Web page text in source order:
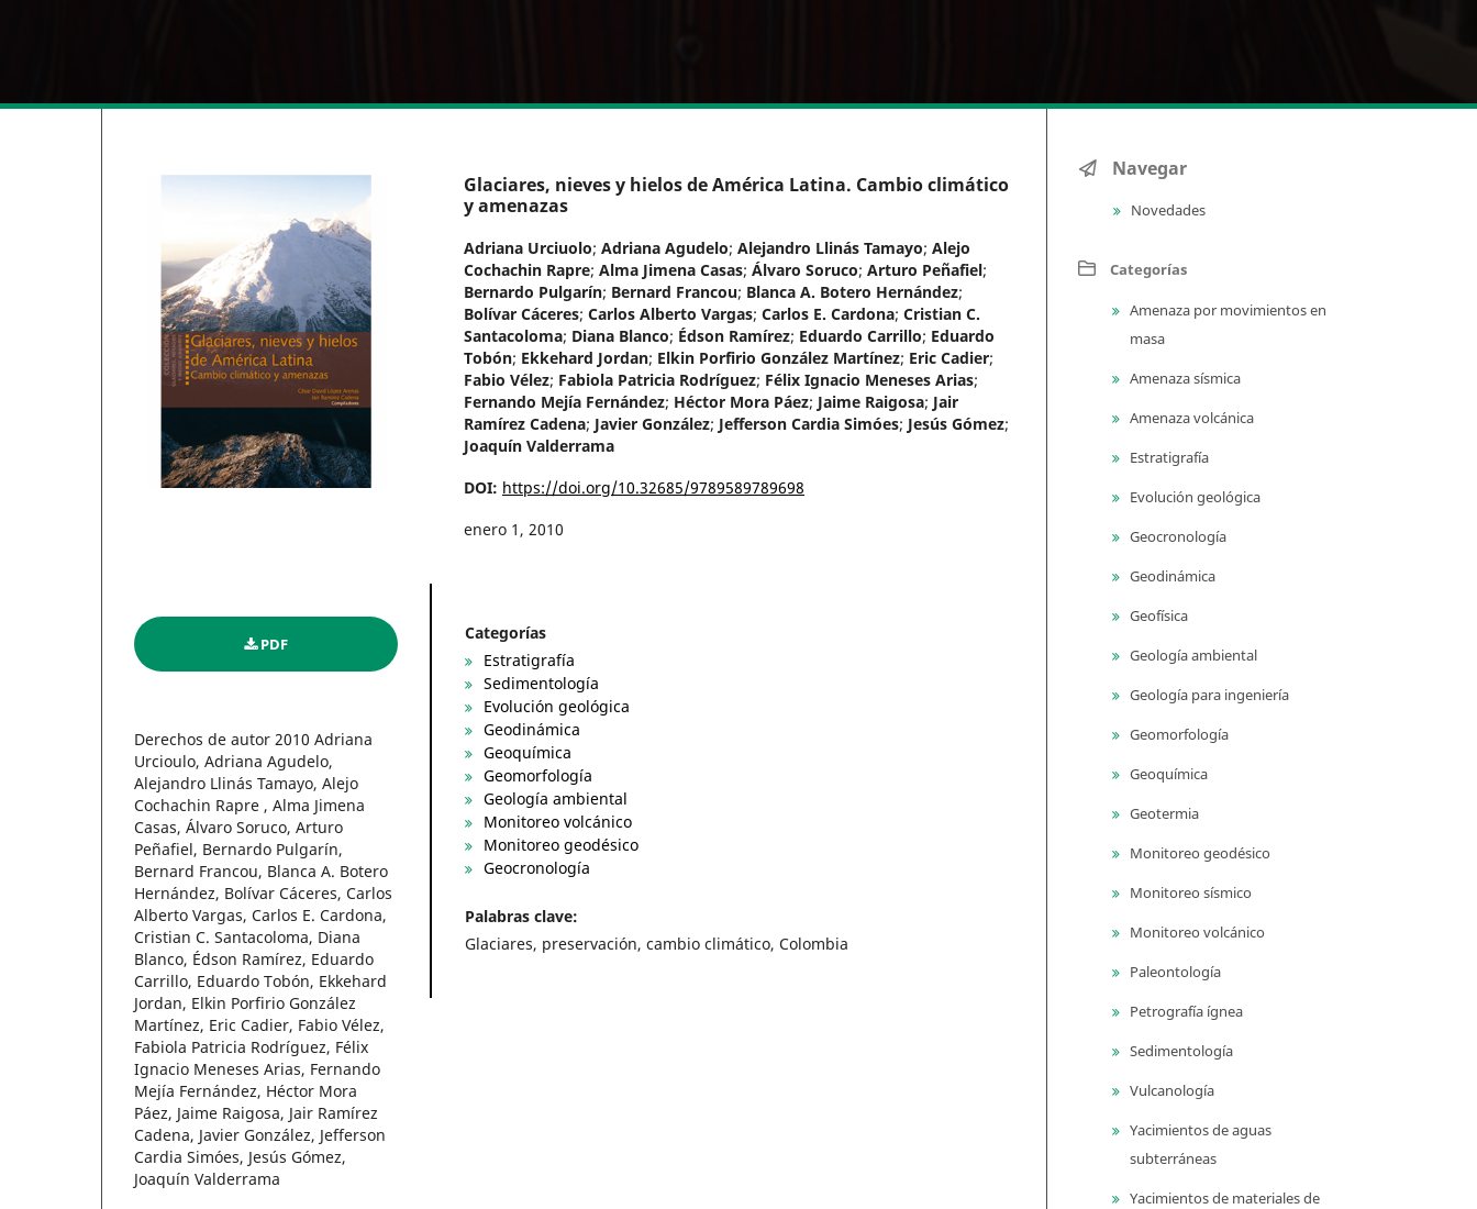
Glaciares, nieves y hielos de América Latina. Cambio climático
y amenazas
Adriana Urciuolo; Adriana Agudelo; Alejandro Llinás Tamayo; Alejo
Cochachin Rapre; Alma Jimena Casas; Álvaro Soruco; Arturo Peñafiel;
Bernardo Pulgarín; Bernard Francou; Blanca A. Botero Hernández;
Bolívar Cáceres; Carlos Alberto Vargas; Carlos E. Cardona; Cristian C.
Santacoloma; Diana Blanco; Édson Ramírez; Eduardo Carrillo; Eduardo
Tobón; Ekkehard Jordan; Elkin Porfirio González Martínez; Eric Cadier;
Fabio Vélez; Fabiola Patricia Rodríguez; Félix Ignacio Meneses Arias;
Fernando Mejía Fernández; Héctor Mora Páez; Jaime Raigosa; Jair
Ramírez Cadena; Javier González; Jefferson Cardia Simóes; Jesús Gómez;
Joaquín Valderrama
DOI: https://doi.org/10.32685/9789589789698
enero 1, 2010
PDF
Derechos de autor 2010 Adriana
Urcioulo, Adriana Agudelo,
Alejandro Llinás Tamayo, Alejo
Cochachin Rapre , Alma Jimena
Casas, Álvaro Soruco, Arturo
Peñafiel, Bernardo Pulgarín,
Bernard Francou, Blanca A. Botero
Hernández, Bolívar Cáceres, Carlos
Alberto Vargas, Carlos E. Cardona,
Cristian C. Santacoloma, Diana
Blanco, Édson Ramírez, Eduardo
Carrillo, Eduardo Tobón, Ekkehard
Jordan, Elkin Porfirio González
Martínez, Eric Cadier, Fabio Vélez,
Fabiola Patricia Rodríguez, Félix
Ignacio Meneses Arias, Fernando
Mejía Fernández, Héctor Mora
Páez, Jaime Raigosa, Jair Ramírez
Cadena, Javier González, Jefferson
Cardia Simóes, Jesús Gómez,
Joaquín Valderrama
Categorías
Estratigrafía
Sedimentología
Evolución geológica
Geodinámica
Geoquímica
Geomorfología
Geología ambiental
Monitoreo volcánico
Monitoreo geodésico
Geocronología
Palabras clave:
Glaciares, preservación, cambio climático, Colombia
Navegar
Novedades
Categorías
Amenaza por movimientos en
masa
Amenaza sísmica
Amenaza volcánica
Estratigrafía
Evolución geológica
Geocronología
Geodinámica
Geofísica
Geología ambiental
Geología para ingeniería
Geomorfología
Geoquímica
Geotermia
Monitoreo geodésico
Monitoreo sísmico
Monitoreo volcánico
Paleontología
Petrografía ígnea
Sedimentología
Vulcanología
Yacimientos de aguas
subterráneas
Yacimientos de materiales de